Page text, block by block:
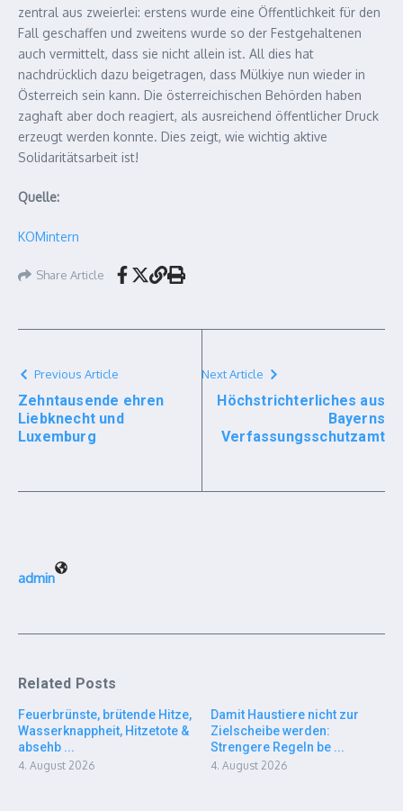
zentral aus zweierlei: erstens wurde eine Öffentlichkeit für den
Fall geschaffen und zweitens wurde so der Festgehaltenen
auch vermittelt, dass sie nicht allein ist. All dies hat
nachdrücklich dazu beigetragen, dass Mülkiye nun wieder in
Österreich sein kann. Die österreichischen Behörden haben
zaghaft aber doch reagiert, als ausreichend öffentlicher Druck
erzeugt werden konnte. Dies zeigt, wie wichtig aktive
Solidaritätsarbeit ist!
Quelle:
KOMintern
Share Article
Previous Article
Zehntausende ehren
Liebknecht und
Luxemburg
Next Article
Höchstrichterliches aus
Bayerns
Verfassungsschutzamt
admin
Related Posts
Feuerbrünste, brütende Hitze,
Wasserknappheit, Hitzetote &
absehb ...
4. August 2026
Damit Haustiere nicht zur
Zielscheibe werden:
Strengere Regeln be ...
4. August 2026